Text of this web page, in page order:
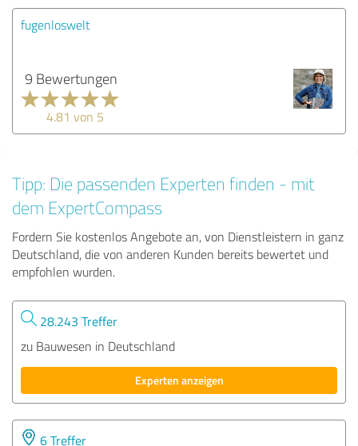
fugenloswelt
9 Bewertungen
4.81 von 5
Tipp: Die passenden Experten finden - mit
dem ExpertCompass
Fordern Sie kostenlos Angebote an, von Dienstleistern in ganz
Deutschland, die von anderen Kunden bereits bewertet und
empfohlen wurden.
28.243 Treffer
zu Bauwesen in Deutschland
Experten anzeigen
6 Treffer